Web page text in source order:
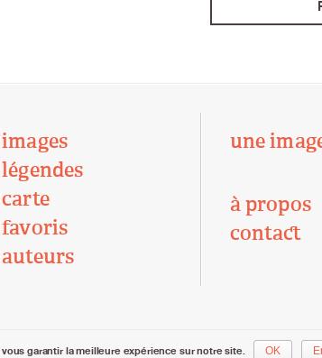
images
légendes
carte
favoris
auteurs
une
à propos
contact
garantir la meilleure expérience sur notre site. OK